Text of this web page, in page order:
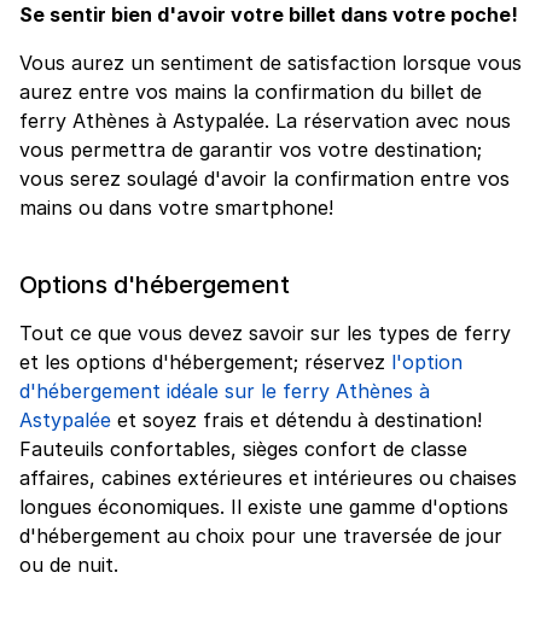
Se sentir bien d'avoir votre billet dans votre poche!
Vous aurez un sentiment de satisfaction lorsque vous
aurez entre vos mains la confirmation du billet de
ferry Athènes à Astypalée. La réservation avec nous
vous permettra de garantir vos votre destination;
vous serez soulagé d'avoir la confirmation entre vos
mains ou dans votre smartphone!
Options d'hébergement
Tout ce que vous devez savoir sur les types de ferry
et les options d'hébergement; réservez l'option
d'hébergement idéale sur le ferry Athènes à
Astypalée et soyez frais et détendu à destination!
Fauteuils confortables, sièges confort de classe
affaires, cabines extérieures et intérieures ou chaises
longues économiques. Il existe une gamme d'options
d'hébergement au choix pour une traversée de jour
ou de nuit.